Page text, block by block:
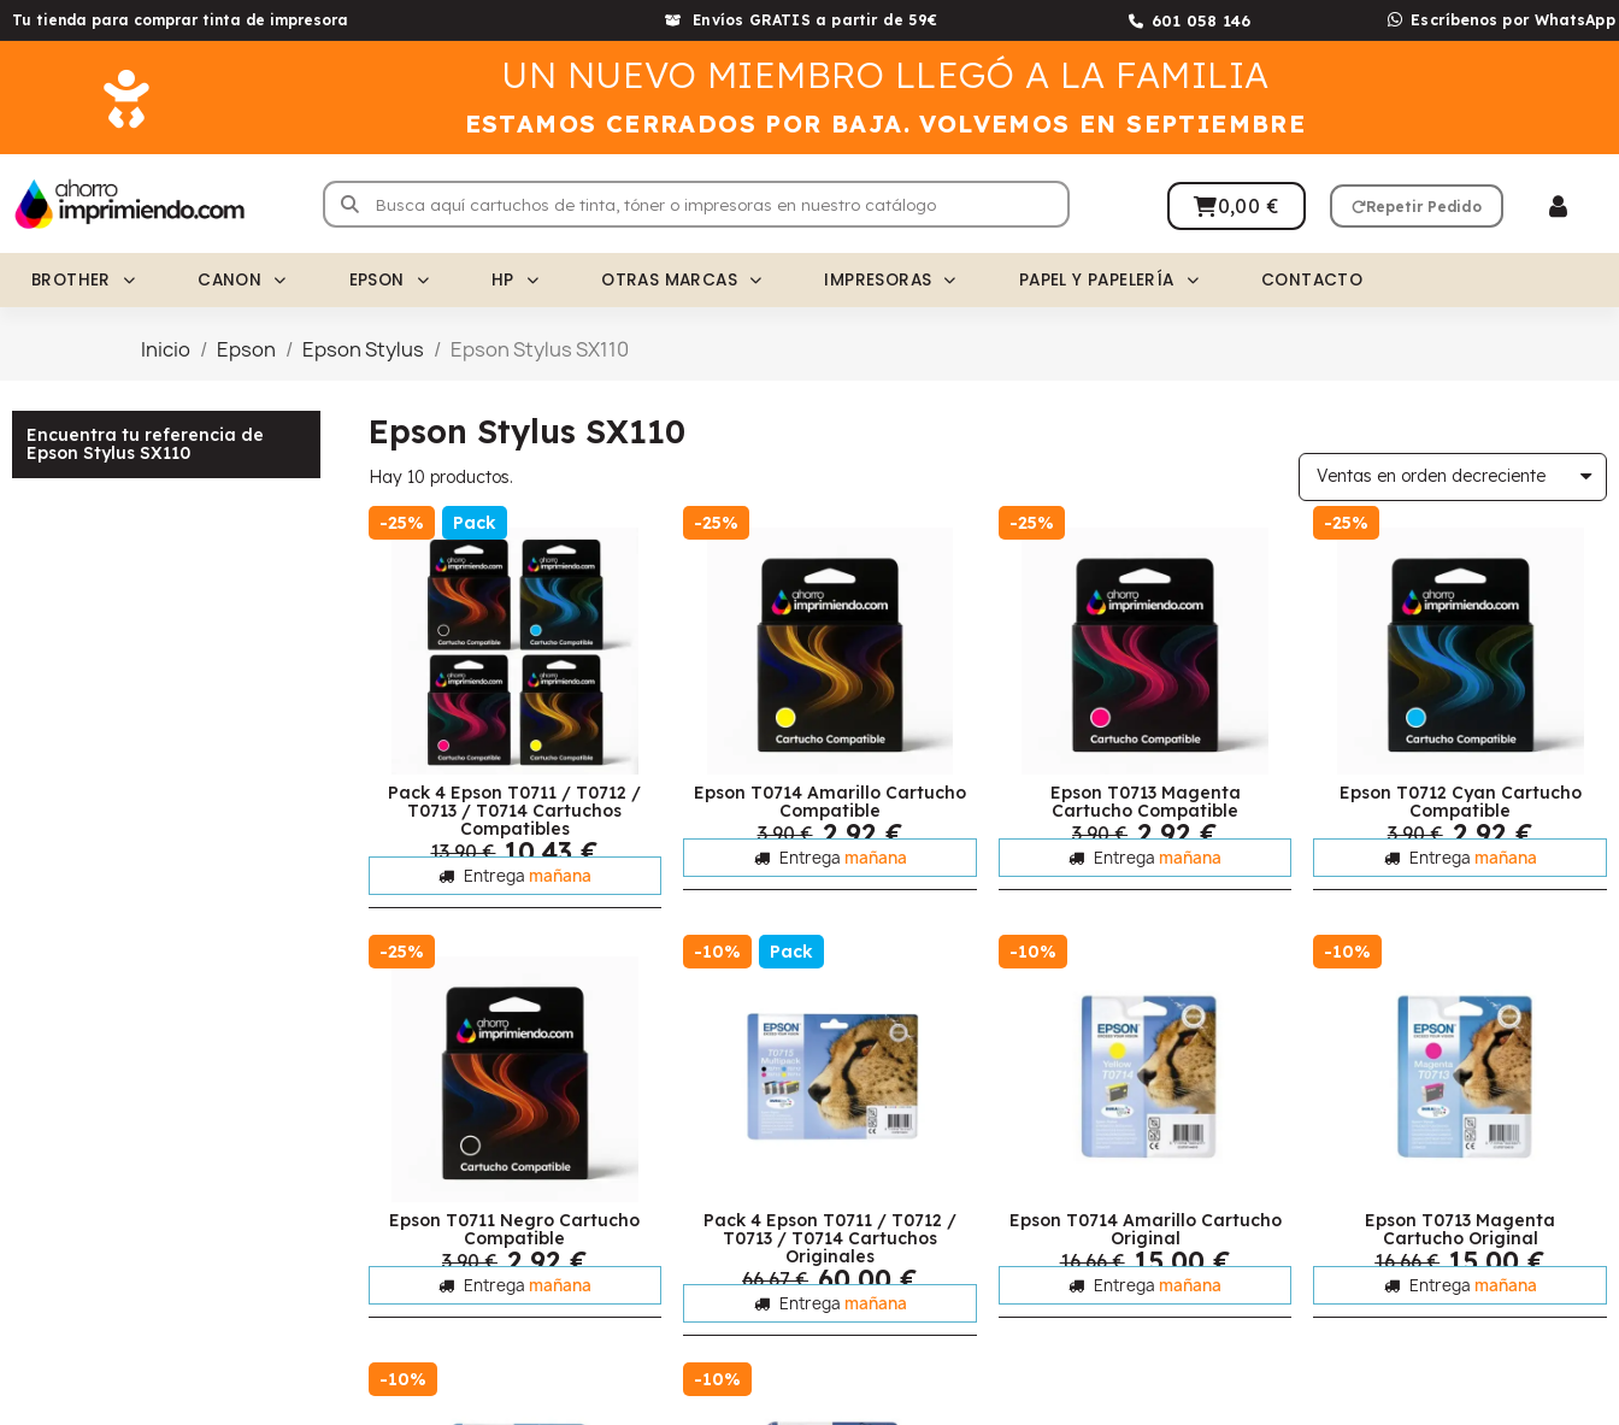
Tu tienda para comprar tinta de impresora Envíos GRATIS a partir de 59€ 601 058 146 Escríbenos por WhatsApp
UN NUEVO MIEMBRO LLEGÓ A LA FAMILIA
ESTAMOS CERRADOS POR BAJA. VOLVEMOS EN SEPTIEMBRE
0,00 € Repetir Pedido
BROTHER CANON EPSON HP OTRAS MARCAS IMPRESORAS PAPEL Y PAPELERÍA CONTACTO
Inicio Epson Epson Stylus Epson Stylus SX110
Encuentra tu referencia de
Epson Stylus SX110
Epson Stylus SX110
Hay 10 productos.
-25% Pack
Pack 4 Epson T0711 / T0712 /
T0713 / T0714 Cartuchos
Compatibles
13,90 € 10,43 €
Entrega mañana
-25%
Epson T0714 Amarillo Cartucho
Compatible
3,90 € 2,92 €
Entrega mañana
-25%
Epson T0713 Magenta
Cartucho Compatible
3,90 € 2,92 €
Entrega mañana
-25%
Epson T0712 Cyan Cartucho
Compatible
3,90 € 2,92 €
Entrega mañana
-25%
Epson T0711 Negro Cartucho
Compatible
3,90 € 2,92 €
Entrega mañana
-10% Pack
Pack 4 Epson T0711 / T0712 /
T0713 / T0714 Cartuchos
Originales
66,67 € 60,00 €
Entrega mañana
-10%
Epson T0714 Amarillo Cartucho
Original
16,66 € 15,00 €
Entrega mañana
-10%
Epson T0713 Magenta
Cartucho Original
16,66 € 15,00 €
Entrega mañana
-10% -10%